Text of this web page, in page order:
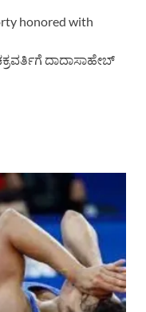
honored with
ದಾದಾಸಾಹೇಬ್